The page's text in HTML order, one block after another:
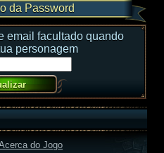
da Password
email facultado quando
personagem
do Jogo